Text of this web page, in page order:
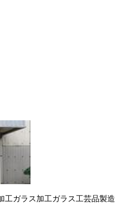
工ガラス加工ガラス工芸品製造